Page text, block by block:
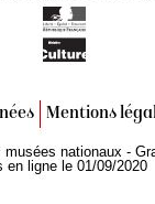
Mentions
nationaux -
en ligne le 01/09/2020